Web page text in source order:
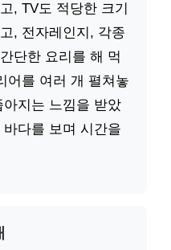
, TV도 적당한 크기
, 전자레인지, 각종
단한 요리를 해 먹
어를 여러 개 펼쳐놓
지는 느낌을 받았
다를 보며 시간을